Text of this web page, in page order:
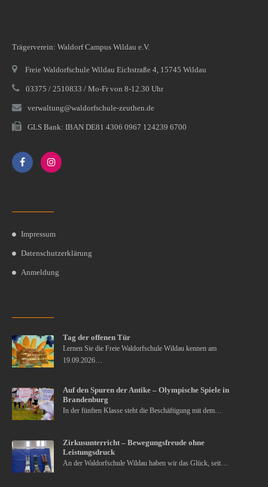
Trägerverein: Waldorf Campus Wildau e.V.
Freie Waldorfschule Wildau Eichstraße 4, 15745 Wildau
03375 / 2510833 / Mo-Fr von 8-12.30 Uhr
verwaltung@waldorfschule-zeuthen.de
GLS Bank: IBAN DE81 4306 0967 124239 6700
Impressum
Datenschutzerklärung
Anmeldung
Tag der offenen Tür
Lernen Sie die Freie Waldorfschule Wildau kennen am
19.09.2026…
Auf den Spuren der Antike – Olympische Spiele in
Brandenburg
In der fünften Klasse steht die Beschäftigung mit dem…
Zirkusunterricht – Bewegungsfreude ohne
Leistungsdruck
An der Waldorfschule Wildau haben wir das Glück, seit…